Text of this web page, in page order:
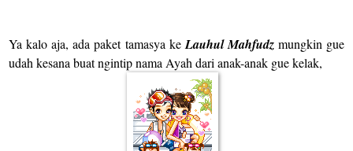
Ya kalo aja, ada paket tamasya ke Lauhul Mahfudzmungkin gue
udah kesana buat ngintip nama Ayah dari anak-anak gue kelak,